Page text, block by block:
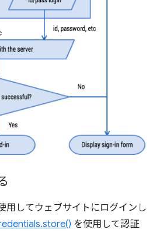
用してウェブサイトにログインし
を使用して認証